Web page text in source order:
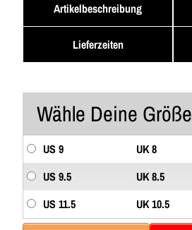
Artikelbeschreibung
Lieferzeiten
Wähle Deine Größe
US 9 UK 8
US 9.5
UK 8.5
US 11.5
UK 10.5